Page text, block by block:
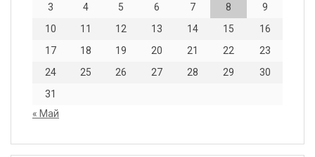
3
4 5 6 7 8
9
10
11 12 13 14 15
16
17
18 19 20 21 22
23
24
25 26 27 28 29
30
31
« Май